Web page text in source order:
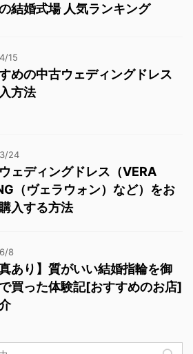
結婚式場 人気ランキング
15
めの中古ウェディングドレス
方法
24
ェディングドレス（VERA
（ヴェラウォン）など）をお
入する方法
8
真あり】質がいい結婚指輪を御
買った体験記[おすすめのお店]